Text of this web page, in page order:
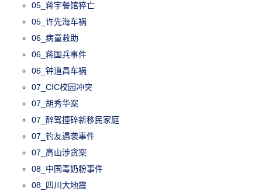
05_蒋宇餐馆猝亡
05_许先海车祸
06_病童救助
06_蒋国兵事件
06_钟道昌车祸
07_CIC校园冲突
07_胡秀华案
07_醉驾撞碎新移民家庭
07_钓友遇袭事件
07_高山涉贪案
08_中国毒奶粉事件
08_四川大地震